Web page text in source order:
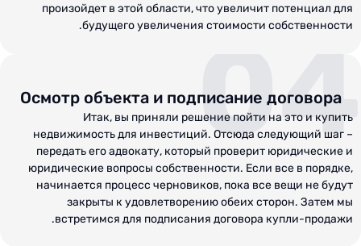
произойдет в этой области, что увеличит потенциал для
будущего увеличения стоимости собственности.
04
Осмотр объекта и подписание договора
Итак, вы приняли решение пойти на это и купить
недвижимость для инвестиций. Отсюда следующий шаг –
передать его адвокату, который проверит юридические и
юридические вопросы собственности. Если все в порядке,
начинается процесс черновиков, пока все вещи не будут
закрыты к удовлетворению обеих сторон. Затем мы
встретимся для подписания договора купли-продажи.